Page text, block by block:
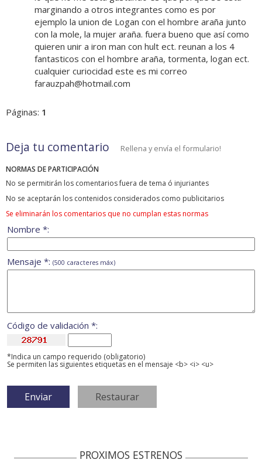
marginando a otros integrantes como es por
ejemplo la union de Logan con el hombre araña junto
con la mole, la mujer araña. fuera bueno que así como
quieren unir a iron man con hult ect. reunan a los 4
fantasticos con el hombre araña, tormenta, logan ect.
cualquier curiocidad este es mi correo
farauzpah@hotmail.com
Páginas: 1
Deja tu comentario Rellena y envía el formulario!
NORMAS DE PARTICIPACIÓN
No se permitirán los comentarios fuera de tema ó injuriantes
No se aceptarán los contenidos considerados como publicitarios
Se eliminarán los comentarios que no cumplan estas normas
Nombre *:
Mensaje *: (500 caracteres máx)
Código de validación *:
*Indica un campo requerido (obligatorio)
Se permiten las siguientes etiquetas en el mensaje <b> <i> <u>
PROXIMOS ESTRENOS